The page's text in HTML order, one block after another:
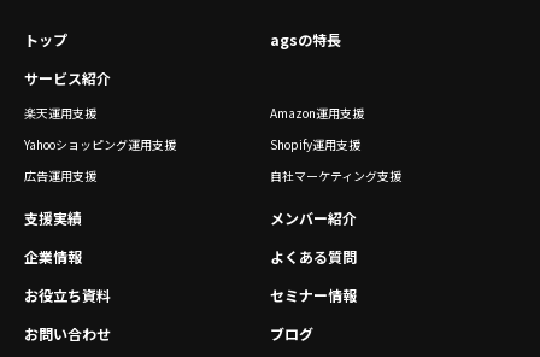
トップ
agsの特長
サービス紹介
楽天運用支援
Amazon運用支援
Yahooショッピング運用支援
Shopify運用支援
広告運用支援
自社マーケティング支援
支援実績
メンバー紹介
企業情報
よくある質問
お役立ち資料
セミナー情報
お問い合わせ
ブログ